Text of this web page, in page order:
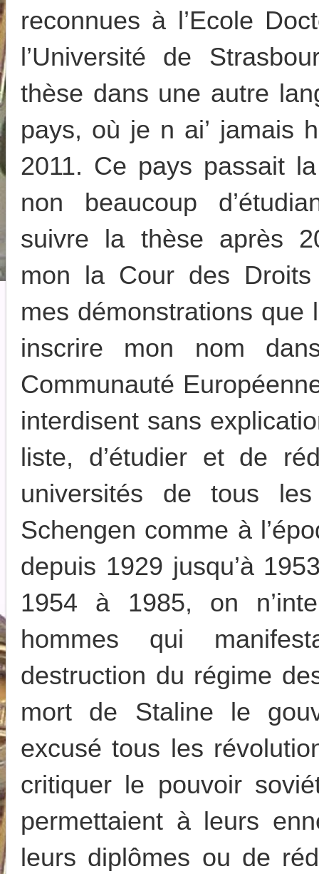
reconnues à l’Ecole
l’Université de
thèse dans une autre
pays, où je n ai’ jamais
2011. Ce pays passait
non beaucoup
suivre la thèse après
mon la Cour des Droits
mes démonstrations
inscrire mon nom
Communauté
interdisent sans
liste, d’étudier et de
universités de tous
Schengen comme à
depuis 1929 jusqu’à
1954 à 1985, on
hommes qui
destruction du régime
mort de Staline le
excusé tous les
critiquer le pouvoir
permettaient à leurs
leurs diplômes ou de